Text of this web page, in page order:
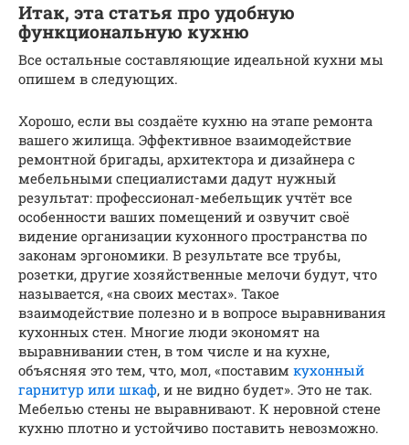
Итак, эта статья про удобную
функциональную кухню
Все остальные составляющие идеальной кухни мы
опишем в следующих.
Хорошо, если вы создаёте кухню на этапе ремонта
вашего жилища. Эффективное взаимодействие
ремонтной бригады, архитектора и дизайнера с
мебельными специалистами дадут нужный
результат: профессионал-мебельщик учтёт все
особенности ваших помещений и озвучит своё
видение организации кухонного пространства по
законам эргономики. В результате все трубы,
розетки, другие хозяйственные мелочи будут, что
называется, «на своих местах». Такое
взаимодействие полезно и в вопросе выравнивания
кухонных стен. Многие люди экономят на
выравнивании стен, в том числе и на кухне,
объясняя это тем, что, мол, «поставим кухонный
гарнитур или шкаф, и не видно будет». Это не так.
Мебелью стены не выравнивают. К неровной стене
кухню плотно и устойчиво поставить невозможно.